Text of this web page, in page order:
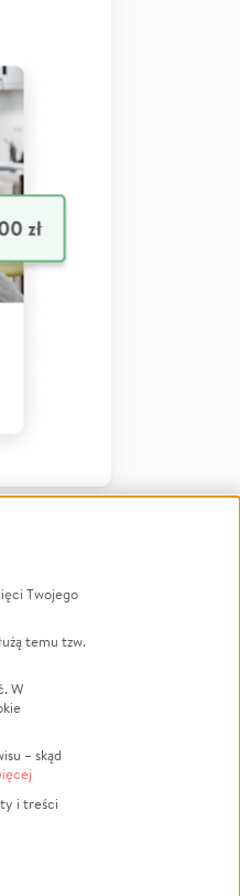
Twojego
temu tzw.
W
– skąd
i treści